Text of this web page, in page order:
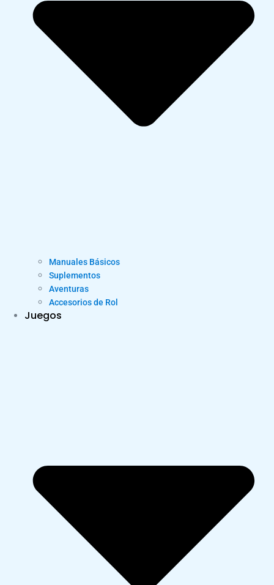
Manuales Básicos
Suplementos
Aventuras
Accesorios de Rol
Juegos